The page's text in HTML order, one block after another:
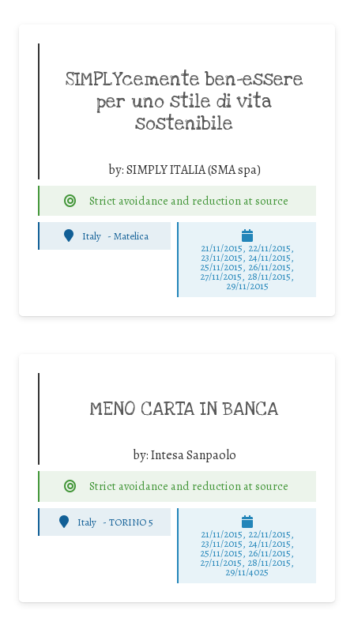
SIMPLYcemente ben-essere
per uno stile di vita
sostenibile
by:SIMPLY ITALIA (SMA spa)
Strict avoidance and reduction at source
Italy -Matelica
21/11/2015, 22/11/2015,
23/11/2015, 24/11/2015,
25/11/2015, 26/11/2015,
27/11/2015, 28/11/2015,
29/11/2015
MENO CARTA IN BANCA
by:Intesa Sanpaolo
Strict avoidance and reduction at source
Italy -TORINO 5
21/11/2015, 22/11/2015,
23/11/2015, 24/11/2015,
25/11/2015, 26/11/2015,
27/11/2015, 28/11/2015,
29/11/4025